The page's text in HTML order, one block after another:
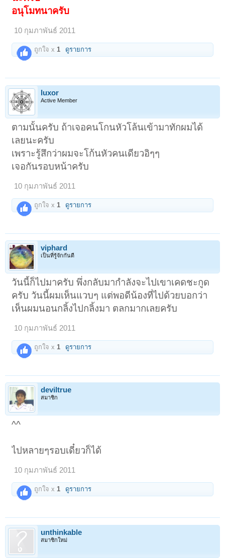
อนุโมทนาครับ
10 กุมภาพันธ์ 2011
ถูกใจ x1 ดูรายการ
luxor
Active Member
ตามนั้นครับ ถ้าเจอคนโกนหัวโล้นเข้ามาทักผมได้
เลยนะครับ
เพราะรู้สึกว่าผมจะโก้นหัวคนเดียวอิๆๆ
เจอกันรอบหน้าครับ
10 กุมภาพันธ์ 2011
ถูกใจ x 1 ดูรายการ
viphard
เป็นที่รู้จักกันดี
วันนี้ก็ไปมาครับ พึ่งกลับมากำลังจะไปเขาเคดชะกูด
ครับ วันนี้ผมเห็นแวบๆ แต่พอดีน้องที่ไปด้วยบอกว่า
เห็นผมนอนกลิ้งไปกลิ้งมา ตลกมากเลยครับ
10 กุมภาพันธ์ 2011
ถูกใจ x1 ดูรายการ
deviltrue
สมาชิก
^^
ไปหลายๆรอบเดี๋ยวก็ได้
10 กุมภาพันธ์ 2011
ถูกใจ x1 ดูรายการ
unthinkable
สมาชิกใหม่